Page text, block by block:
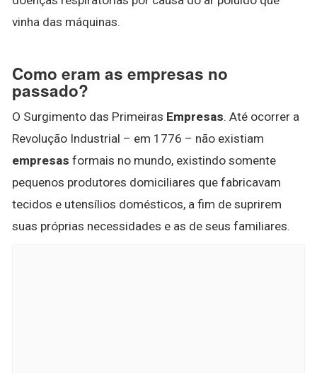
vinha das máquinas.
Como eram as empresas no
passado?
O Surgimento das Primeiras Empresas. Até ocorrer a
Revolução Industrial – em 1776 – não existiam
empresas formais no mundo, existindo somente
pequenos produtores domiciliares que fabricavam
tecidos e utensílios domésticos, a fim de suprirem
suas próprias necessidades e as de seus familiares.